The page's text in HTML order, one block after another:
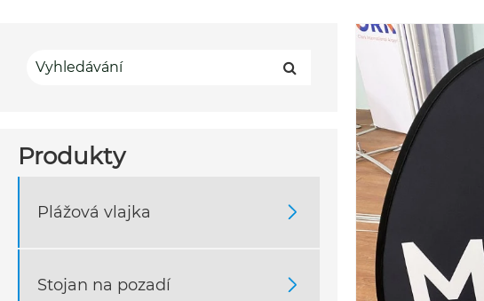
Produkty
Plážová vlajka 
Stojan na pozadí 